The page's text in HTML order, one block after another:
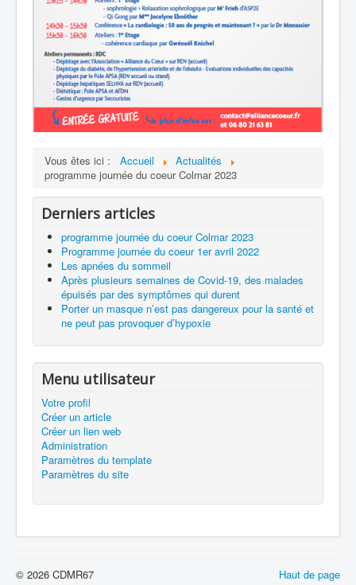
Vous êtes ici : Accueil
Actualités
programme journée du coeur Colmar 2023
Derniers articles
programme journée du coeur Colmar 2023
Programme journée du coeur 1er avril 2022
Les apnées du sommeil
Après plusieurs semaines de Covid-19, des malades
épuisés par des symptômes qui durent
Porter un masque n’est pas dangereux pour la santé et
ne peut pas provoquer d’hypoxie
Menu utilisateur
Votre profil
Créer un article
Créer un lien web
Administration
Paramètres du template
Paramètres du site
Haut de page
© 2026 CDMR67